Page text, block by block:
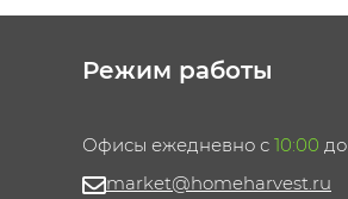
Режим работы
Офисы ежедневно с 10:00 до
market@homeharvest.ru